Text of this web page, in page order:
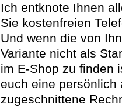
Ich entknote Ihnen
Sie kostenfreien
Und wenn die von
Variante nicht als
im E-Shop zu finden
euch eine persönlich
zugeschnittene